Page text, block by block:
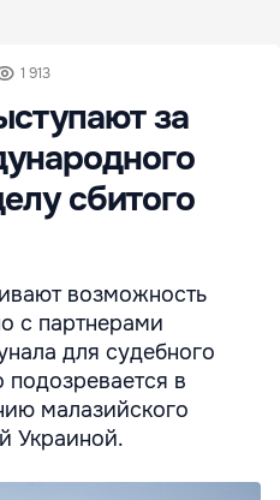
1 913
за
сбитого
возможность
с партнерами
для судебного
подозревается в
малазийского
Украиной.